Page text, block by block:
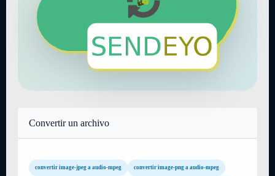
Convertir un archivo
convertir image-jpeg a audio-mpeg convertir image-png a audio-mpeg